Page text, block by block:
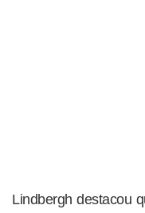
Lindbergh destacou